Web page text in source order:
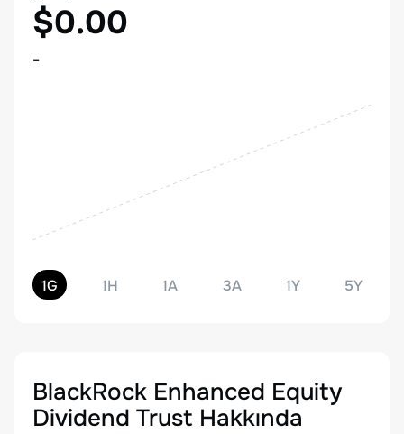
$0.00
-
1G 1H 1A 3A 1Y 5Y
BlackRock Enhanced Equity
Dividend Trust Hakkında